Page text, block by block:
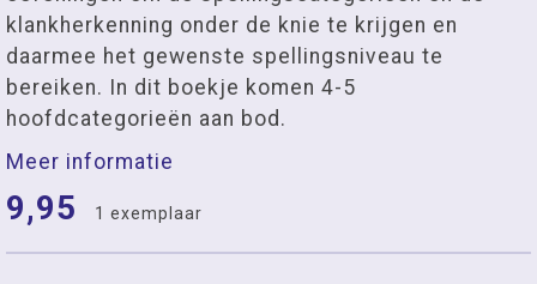
klankherkenning onder de knie te krijgen en
daarmee het gewenste spellingsniveau te
bereiken. In dit boekje komen 4-5
hoofdcategorieën aan bod.
Meer informatie
9,95 1 exemplaar